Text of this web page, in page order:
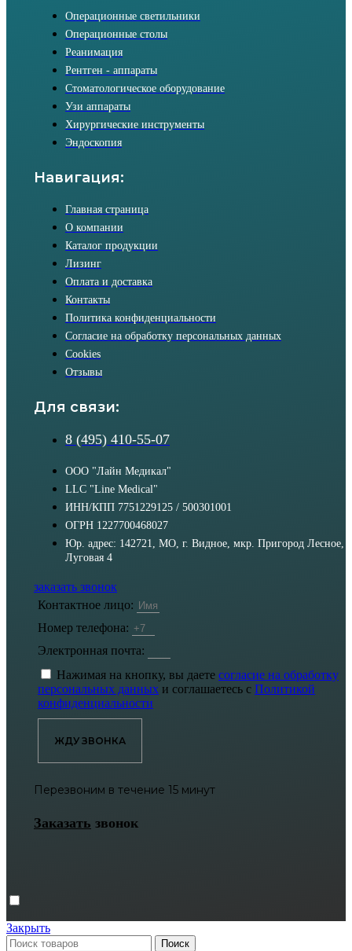
Операционные светильники
Операционные столы
Реанимация
Рентген - аппараты
Стоматологическое оборудование
Узи аппараты
Хирургические инструменты
Эндоскопия
Навигация:
Главная страница
О компании
Каталог продукции
Лизинг
Оплата и доставка
Контакты
Политика конфиденциальности
Согласие на обработку персональных данных
Cookies
Отзывы
Для связи:
8 (495) 410-55-07
ООО "Лайн Медикал"
LLC "Line Medical"
ИНН/КПП 7751229125 / 500301001
ОГРН 1227700468027
Юр. адрес: 142721, МО, г. Видное, мкр. Пригород Лесное,
Луговая 4
заказать звонок
Контактное лицо:
Номер телефона:
Электронная почта:
Нажимая на кнопку, вы даете согласие на обработку
персональных данных и соглашаетесь с Политикой
конфиденциальности
ЖДУ ЗВОНКА
Перезвоним в течение 15 минут
Заказать звонок
Закрыть
Поиск